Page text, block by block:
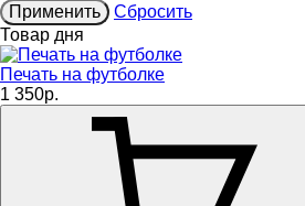
Применить
Сбросить
Товар дня
Печать на футболке
1 350р.